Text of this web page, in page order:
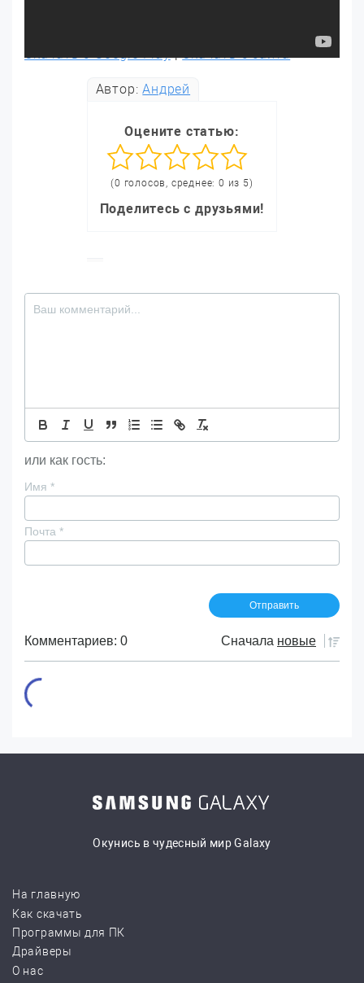
Скачать с Google Play|Скачать с сайта
Автор:Андрей
Оцените статью:
(0 голосов, среднее: 0 из 5)
Поделитесь с друзьями!
или как гость:
Имя *
Почта *
Комментариев: 0 Сначала новые
Окунись в чудесный мир Galaxy
На главную
Как скачать
Программы для ПК
Драйверы
О нас